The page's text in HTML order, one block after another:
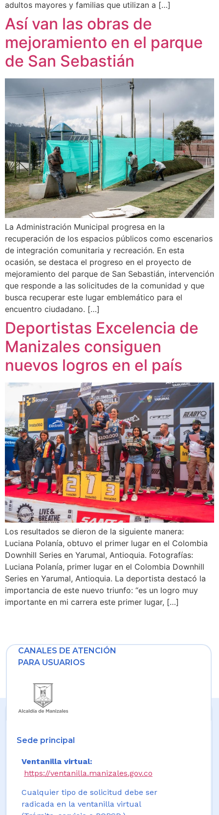
adultos mayores y familias que utilizan a […]
Así van las obras de
mejoramiento en el parque
de San Sebastián
La Administración Municipal progresa en la
recuperación de los espacios públicos como escenarios
de integración comunitaria y recreación. En esta
ocasión, se destaca el progreso en el proyecto de
mejoramiento del parque de San Sebastián, intervención
que responde a las solicitudes de la comunidad y que
busca recuperar este lugar emblemático para el
encuentro ciudadano. […]
Deportistas Excelencia de
Manizales consiguen
nuevos logros en el país
Los resultados se dieron de la siguiente manera:
Luciana Polanía, obtuvo el primer lugar en el Colombia
Downhill Series en Yarumal, Antioquia. Fotografías:
Luciana Polanía, primer lugar en el Colombia Downhill
Series en Yarumal, Antioquia. La deportista destacó la
importancia de este nuevo triunfo: “es un logro muy
importante en mi carrera este primer lugar, […]
CANALES DE ATENCIÓN
PARA USUARIOS
Sede principal
Ventanilla virtual:
https://ventanilla.manizales.gov.co
Cualquier tipo de solicitud debe ser
radicada en la ventanilla virtual